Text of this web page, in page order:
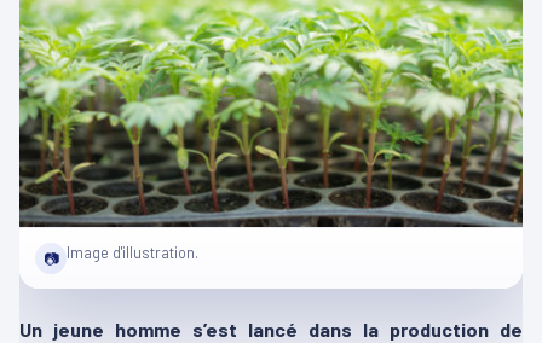
📷 Image d'illustration.
Un jeune homme s’est lancé dans la production de